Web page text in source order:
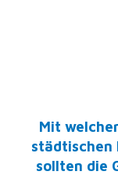
Mit
städtischen
sollten die